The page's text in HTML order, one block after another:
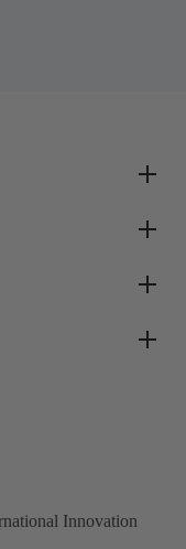
Innovation